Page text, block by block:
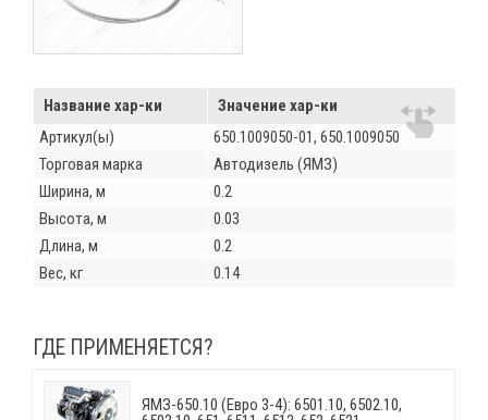
Название хар-ки
Значение хар-ки
Артикул(ы)
650.1009050-01, 650.1009050
Торговая марка
Автодизель (ЯМЗ)
Ширина, м
0.2
Высота, м
0.03
Длина, м
0.2
Вес, кг
0.14
ГДЕ ПРИМЕНЯЕТСЯ?
ЯМЗ-650.10 (Евро 3-4): 6501.10, 6502.10,